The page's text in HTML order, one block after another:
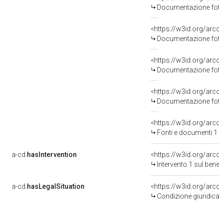
Documentazione
Documentazione
Documentazione
Documentazione
<https://w3id.org/
Fonti e documenti
a-cd:hasIntervention
<https://w3id.org/
Intervento 1 sul
a-cd:hasLegalSituation
Condizione